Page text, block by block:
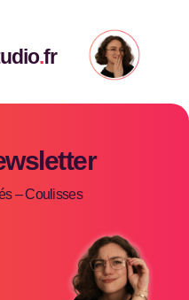
.fr
– Coulisses